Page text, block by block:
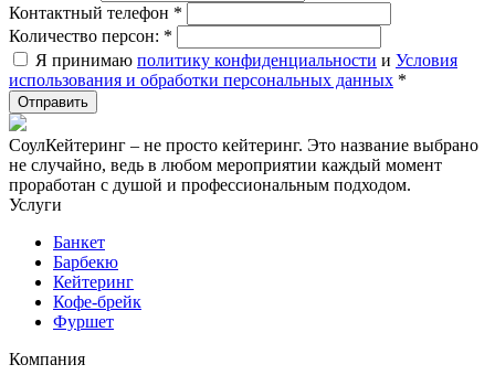
Контактный телефон *
Количество персон: *
Я принимаю политику конфиденциальности и Условия
использования и обработки персональных данных *
СоулКейтеринг – не просто кейтеринг. Это название выбрано
не случайно, ведь в любом мероприятии каждый момент
проработан с душой и профессиональным подходом.
Услуги
Банкет
Барбекю
Кейтеринг
Кофе-брейк
Фуршет
Компания